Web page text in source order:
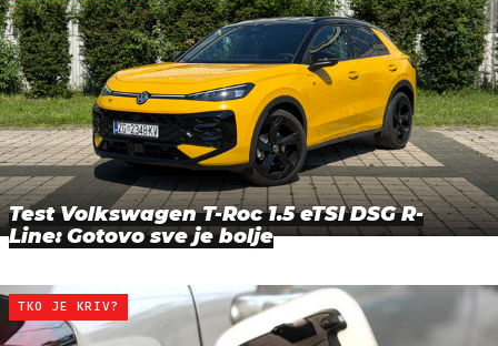
Test Volkswagen T-Roc 1.5 eTSI DSG R-
Line: Gotovo sve je bolje
TKO JE KRIV?